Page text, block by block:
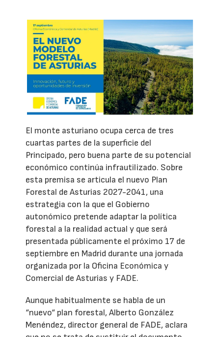
El monte asturiano ocupa cerca de tres
cuartas partes de la superficie del
Principado, pero buena parte de su potencial
económico continúa infrautilizado. Sobre
esta premisa se articula el nuevo Plan
Forestal de Asturias 2027-2041, una
estrategia con la que el Gobierno
autonómico pretende adaptar la política
forestal a la realidad actual y que será
presentada públicamente el próximo 17 de
septiembre en Madrid durante una jornada
organizada por la Oficina Económica y
Comercial de Asturias y FADE.
Aunque habitualmente se habla de un
“nuevo“ plan forestal, Alberto González
Menéndez, director general de FADE, aclara